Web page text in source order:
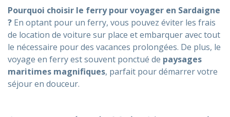
Pourquoi choisir le ferry pour voyager en Sardaigne
? En optant pour un ferry, vous pouvez éviter les frais
de location de voiture sur place et embarquer avec tout
le nécessaire pour des vacances prolongées. De plus, le
voyage en ferry est souvent ponctué de paysages
maritimes magnifiques, parfait pour démarrer votre
séjour en douceur.